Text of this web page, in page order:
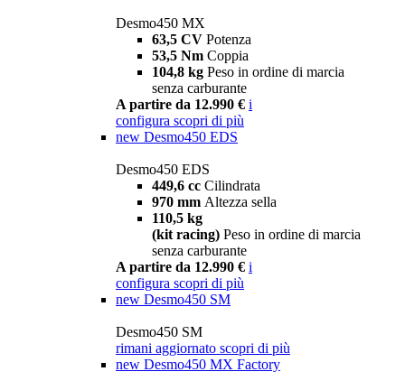
Desmo450 MX
63,5 CV Potenza
53,5 Nm Coppia
104,8 kg Peso in ordine di marcia
senza carburante
A partire da 12.990 € i
configura scopri di più
new Desmo450 EDS
Desmo450 EDS
449,6 cc Cilindrata
970 mm Altezza sella
110,5 kg
(kit racing) Peso in ordine di marcia
senza carburante
A partire da 12.990 € i
configura scopri di più
new Desmo450 SM
Desmo450 SM
rimani aggiornato scopri di più
new Desmo450 MX Factory